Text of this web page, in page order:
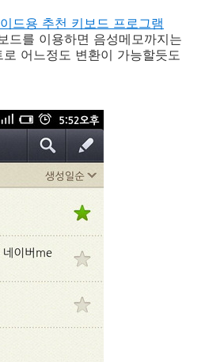
드용 추천 키보드 프로그램
드를 이용하면 음성메모까지는
어느정도 변환이 가능할듯도